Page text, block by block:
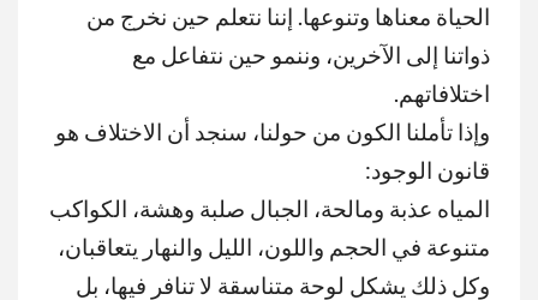
الحياة معناها وتنوعها. إننا نتعلم حين نخرج من
ذواتنا إلى الآخرين، وننمو حين نتفاعل مع
اختلافاتهم
وإذا تأملنا الكون من حولنا، سنجد أن الاختلاف هو
قانون الوجود:
المياه عذبة ومالحة، الجبال صلبة وهشة، الكواكب
متنوعة في الحجم واللون، الليل والنهار يتعاقبان،
وكل ذلك يشكل لوحة متناسقة لا تنافر فيها، بل